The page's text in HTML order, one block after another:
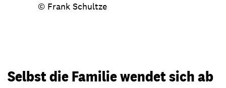
© Frank Schultze
Selbst die Familie wendet sich ab